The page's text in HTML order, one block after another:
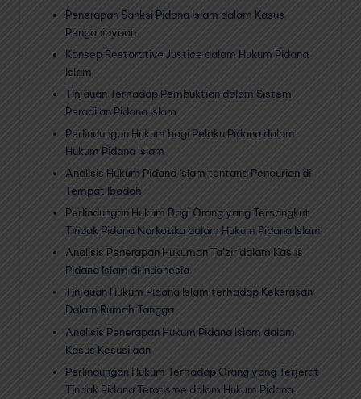
Penerapan Sanksi Pidana Islam dalam Kasus
Penganiayaan
Konsep Restorative Justice dalam Hukum Pidana
Islam
Tinjauan Terhadap Pembuktian dalam Sistem
Peradilan Pidana Islam
Perlindungan Hukum bagi Pelaku Pidana dalam
Hukum Pidana Islam
Analisis Hukum Pidana Islam tentang Pencurian di
Tempat Ibadah
Perlindungan Hukum Bagi Orang yang Tersangkut
Tindak Pidana Narkotika dalam Hukum Pidana Islam
Analisis Penerapan Hukuman Ta’zir dalam Kasus
Pidana Islam di Indonesia
Tinjauan Hukum Pidana Islam terhadap Kekerasan
Dalam Rumah Tangga
Analisis Penerapan Hukum Pidana Islam dalam
Kasus Kesusilaan
Perlindungan Hukum Terhadap Orang yang Terjerat
Tindak Pidana Terorisme dalam Hukum Pidana